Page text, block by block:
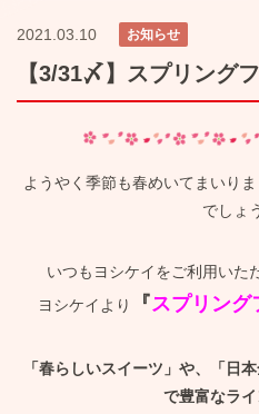
2021.03.10 お知らせ
【3/31〆】スプリング
ようやく季節も春めいてまいり
でしょ
いつもヨシケイをご利用いた
ヨシケイより
『スプリング
「春らしいスイーツ」や、「日
で豊富なライ